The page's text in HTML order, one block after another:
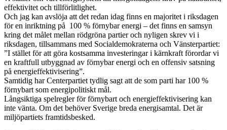
effektivitet och tillförlitlighet.
Och jag kan avslöja att det redan idag finns en majoritet i riksdagen
för en inriktning på 100 % förnybar energi – det finns en samsyn
kring det målet mellan rödgröna partier och nyligen skrev vi i
riksdagen, tillsammans med Socialdemokraterna och Vänsterpartiet:
”I stället för att göra kostsamma investeringar i kärnkraft förordar vi
en kraftfull utbyggnad av förnybar energi och en offensiv satsning
på energieffektivisering”.
Samtidig har Centerpartiet tydlig sagt att de som parti har 100 %
förnybart som energipolitiskt mål.
Långsiktiga spelregler för förnybart och energieffektivisering kan
inte vänta. Om det behöver Sverige breda energisamtal. Det är
miljöpartiets framtidsbesked.